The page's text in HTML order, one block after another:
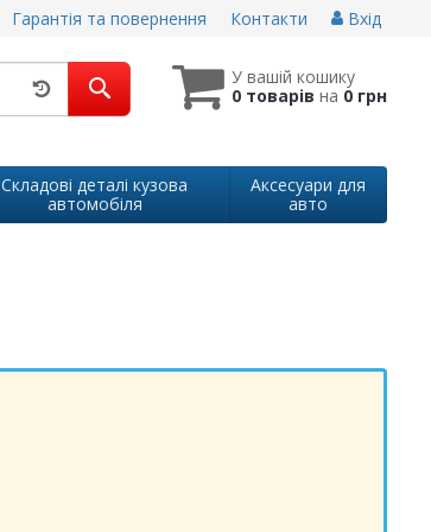
Гарантія та повернення Контакти Вхід
У вашій кошику
0 товарів на 0 грн
Складові деталі кузова
автомобіля
Аксесуари для
авто